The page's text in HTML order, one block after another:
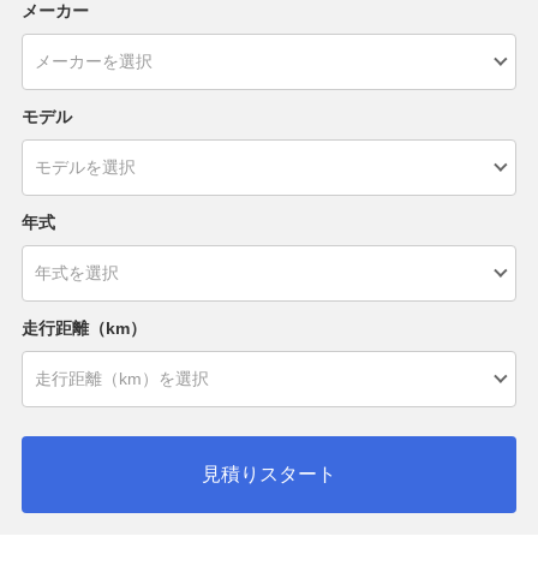
メーカー
モデル
年式
走行距離（km）
見積りスタート